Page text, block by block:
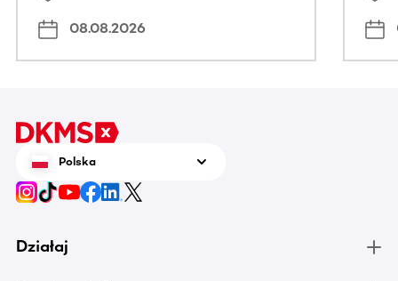
08.08.2026
Polska
Działaj